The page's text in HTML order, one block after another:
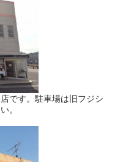
です。駐車場は旧フジシ
。